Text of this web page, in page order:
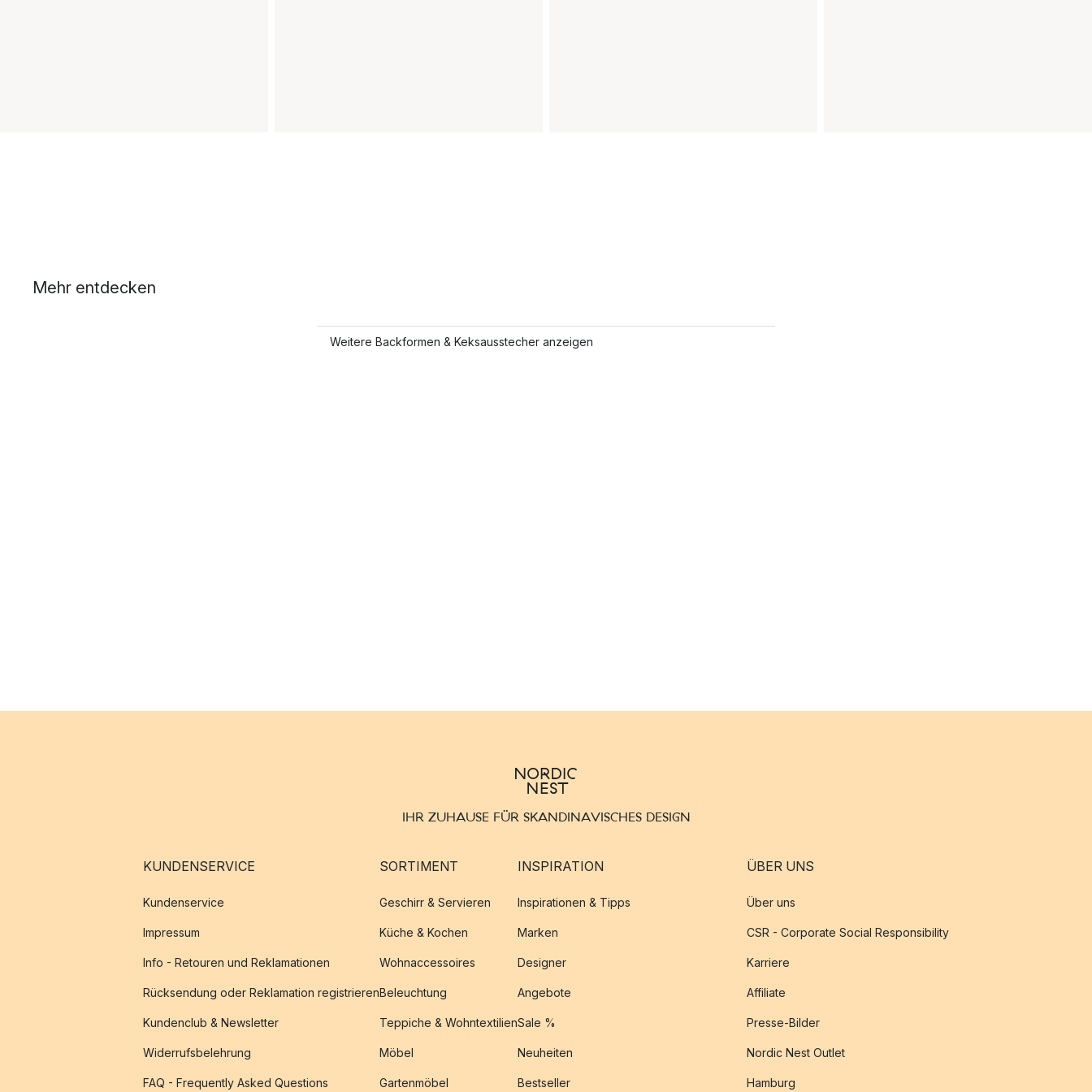
Mehr entdecken
Weitere Backformen & Keksausstecher anzeigen
IHR ZUHAUSE FÜR SKANDINAVISCHES DESIGN
KUNDENSERVICE
Kundenservice
Impressum
Info - Retouren und Reklamationen
Rücksendung oder Reklamation registrieren
Kundenclub & Newsletter
Widerrufsbelehrung
FAQ - Frequently Asked Questions
SORTIMENT
Geschirr & Servieren
Küche & Kochen
Wohnaccessoires
Beleuchtung
Teppiche & Wohntextilien
Möbel
Gartenmöbel
INSPIRATION
Inspirationen & Tipps
Marken
Designer
Angebote
Sale %
Neuheiten
Bestseller
ÜBER UNS
Über uns
CSR - Corporate Social Responsibility
Karriere
Affiliate
Presse-Bilder
Nordic Nest Outlet
Hamburg